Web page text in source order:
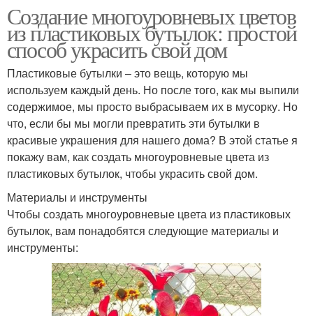
Создание многоуровневых цветов
из пластиковых бутылок: простой
способ украсить свой дом
Пластиковые бутылки – это вещь, которую мы
используем каждый день. Но после того, как мы выпили
содержимое, мы просто выбрасываем их в мусорку. Но
что, если бы мы могли превратить эти бутылки в
красивые украшения для нашего дома? В этой статье я
покажу вам, как создать многоуровневые цвета из
пластиковых бутылок, чтобы украсить свой дом.
Материалы и инструменты
Чтобы создать многоуровневые цвета из пластиковых
бутылок, вам понадобятся следующие материалы и
инструменты: